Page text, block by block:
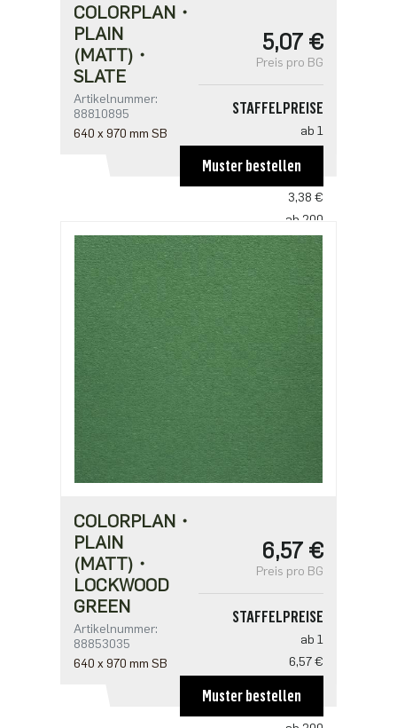
COLORPLAN・
PLAIN
(MATT)・
SLATE
Artikelnummer:
88810895
640 x 970 mm SB
5,07 €
Preis pro BG
STAFFELPREISE
ab 1
ab 100
3,38 €
ab 200
3,27 €
ab 500
2,82 €
ab 1000
2,25 €
Muster bestellen
COLORPLAN・
PLAIN
(MATT)・
LOCKWOOD
GREEN
Artikelnummer:
88853035
640 x 970 mm SB
6,57 €
Preis pro BG
STAFFELPREISE
ab 1
6,57 €
4,38 €
Muster bestellen